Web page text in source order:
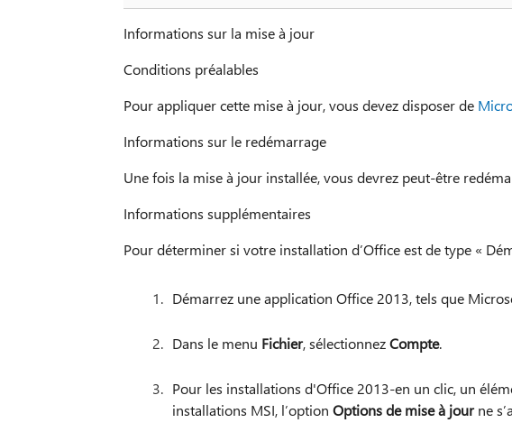
Informations sur la mise à jour
Conditions préalables
Pour appliquer cette mise à jour, vous devez disposer de
Informations sur le redémarrage
Une fois la mise à jour installée, vous devrez peut-être
Informations supplémentaires
Pour déterminer si votre installation d’Office est de type «
Démarrez une application Office 2013, tels que
Dans le menu Fichier, sélectionnezCompte.
Pour les installations d'Office 2013-en un clic, un
installations MSI, l’option Options de mise à journe